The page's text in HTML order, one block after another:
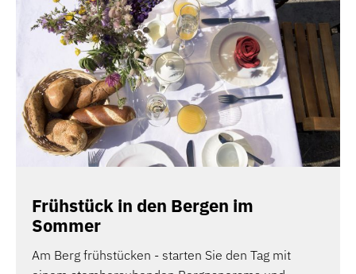
Frühstück in den Bergen im
Sommer
Am Berg frühstücken - starten Sie den Tag mit